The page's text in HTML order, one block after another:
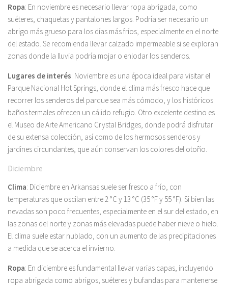
Ropa: En noviembre es necesario llevar ropa abrigada, como
suéteres, chaquetas y pantalones largos. Podría ser necesario un
abrigo más grueso para los días más fríos, especialmente en el norte
del estado. Se recomienda llevar calzado impermeable si se exploran
zonas donde la lluvia podría mojar o enlodar los senderos.
Lugares de interés: Noviembre es una época ideal para visitar el
Parque Nacional Hot Springs, donde el clima más fresco hace que
recorrer los senderos del parque sea más cómodo, y los históricos
baños termales ofrecen un cálido refugio. Otro excelente destino es
el Museo de Arte Americano Crystal Bridges, donde podrá disfrutar
de su extensa colección, así como de los hermosos senderos y
jardines circundantes, que aún conservan los colores del otoño.
Diciembre
Clima: Diciembre en Arkansas suele ser fresco a frío, con
temperaturas que oscilan entre 2 °C y 13 °C (35 °F y 55 °F). Si bien las
nevadas son poco frecuentes, especialmente en el sur del estado, en
las zonas del norte y zonas más elevadas puede haber nieve o hielo.
El clima suele estar nublado, con un aumento de las precipitaciones
a medida que se acerca el invierno.
Ropa: En diciembre es fundamental llevar varias capas, incluyendo
ropa abrigada como abrigos, suéteres y bufandas para mantenerse